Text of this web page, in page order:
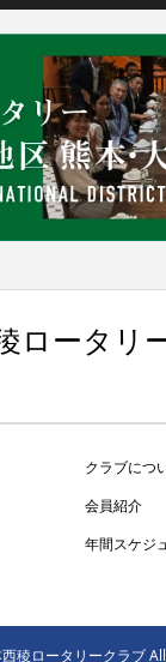
ロータリ
クラブにつ
会員紹介
年間スケジ
稜ロータリークラブ